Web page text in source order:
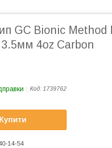
GC Bionic
3.5мм 4oz Carbon
Код: 1739762
Купити
14-54